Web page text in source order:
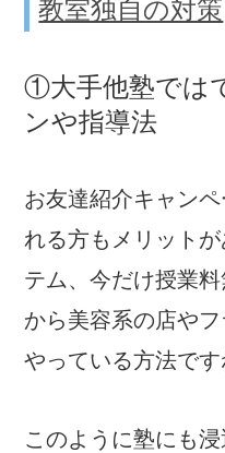
教室独自の対策
①大手他塾では
ンや指導法
お友達紹介キャン
れる方もメリット
テム、今だけ授業
から美容系の店や
やっている方法です
このように塾にも